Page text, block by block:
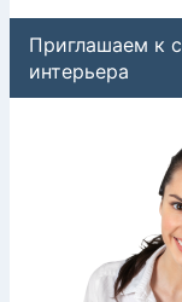
Приглашаем к
интерьера